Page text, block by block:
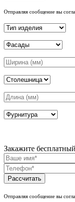
Отправляя сообщение вы
Закажите
Рассчитать
Отправляя сообщение вы